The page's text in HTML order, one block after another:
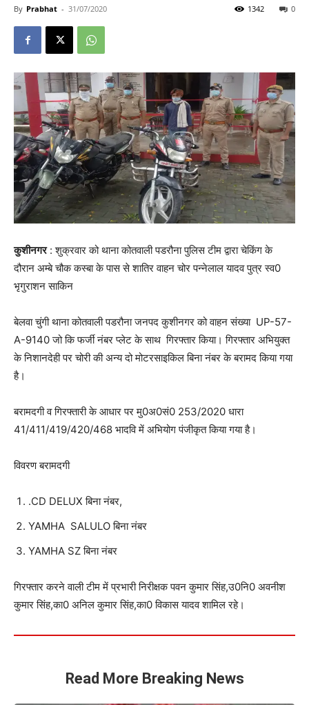
By Prabhat - 31/07/2020 0
1342
कुशीनगर: शुक्रवार को थाना कोतवाली पडरौना पुलिस टीम द्वारा चेकिंग के
दौरान अम्बे चौक कस्बा के पास से शातिर वाहन चोर पन्नेलाल यादव पुत्र स्व0
भृगुराशन साकिन
बेलवा चुंगी थाना कोतवाली पडरौना जनपद कुशीनगर को वाहन संख्या UP-57-
A-9140 जो कि फर्जी नंबर प्लेट के साथ गिरफ्तार किया। गिरफ्तार अभियुक्त
के निशानदेही पर चोरी की अन्य दो मोटरसाइकिल बिना नंबर के बरामद किया गया
है।
बरामदगी व गिरफ्तारी के आधार पर मु0अ0सं0 253/2020 धारा
41/411/419/420/468 भादवि में अभियोग पंजीकृत किया गया है।
विवरण बरामदगी
.CD DELUX बिना नंबर,
YAMHA SALULO बिना नंबर
YAMHA SZ बिना नंबर
गिरफ्तार करने वाली टीम में प्रभारी निरीक्षक पवन कुमार सिंह,उ0नि0 अवनीश
कुमार सिंह,का0 अनिल कुमार सिंह,का0 विकास यादव शामिल रहे।
Read More Breaking News